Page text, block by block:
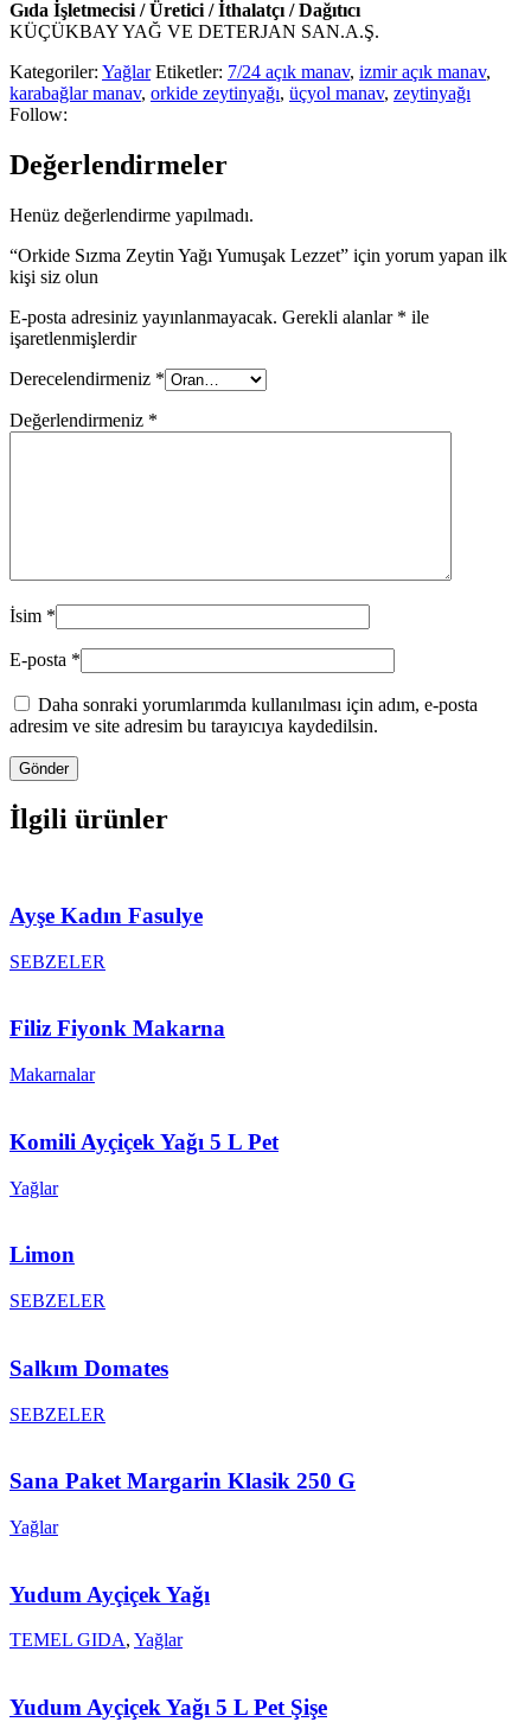
Gıda İşletmecisi / Üretici / İthalatçı / Dağıtıcı
KÜÇÜKBAY YAĞ VE DETERJAN SAN.A.Ş.
Kategoriler: Yağlar Etiketler: 7/24 açık manav, izmir açık manav,
karabağlar manav, orkide zeytinyağı, üçyol manav, zeytinyağı
Follow:
Değerlendirmeler
Henüz değerlendirme yapılmadı.
“Orkide Sızma Zeytin Yağı Yumuşak Lezzet” için yorum yapan ilk
kişi siz olun
E-posta adresiniz yayınlanmayacak. Gerekli alanlar * ile
işaretlenmişlerdir
Derecelendirmeniz *
Değerlendirmeniz *
İsim *
E-posta *
Daha sonraki yorumlarımda kullanılması için adım, e-posta
adresim ve site adresim bu tarayıcıya kaydedilsin.
İlgili ürünler
Ayşe Kadın Fasulye
SEBZELER
Filiz Fiyonk Makarna
Makarnalar
Komili Ayçiçek Yağı 5 L Pet
Yağlar
Limon
SEBZELER
Salkım Domates
SEBZELER
Sana Paket Margarin Klasik 250 G
Yağlar
Yudum Ayçiçek Yağı
TEMEL GIDA, Yağlar
Yudum Ayçiçek Yağı 5 L Pet Şişe